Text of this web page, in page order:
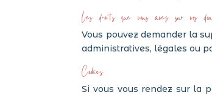
Les droits que vous avez sur vos
Vous pouvez demander la
administratives, légales ou
Cookies
Si vous vous rendez sur la